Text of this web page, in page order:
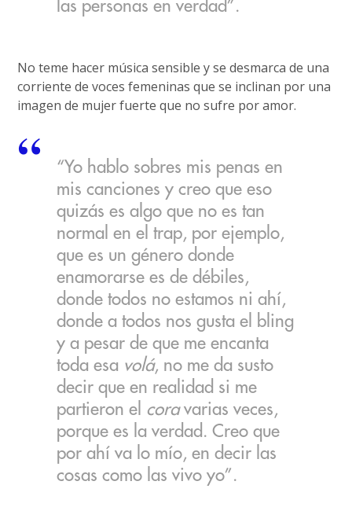
las personas en verdad”.
No teme hacer música sensible y se desmarca de una
corriente de voces femeninas que se inclinan por una
imagen de mujer fuerte que no sufre por amor.
“Yo hablo sobres mis penas en
mis canciones y creo que eso
quizás es algo que no es tan
normal en el trap, por ejemplo,
que es un género donde
enamorarse es de débiles,
donde todos no estamos ni ahí,
donde a todos nos gusta el bling
y a pesar de que me encanta
toda esa volá, no me da susto
decir que en realidad si me
partieron el coravarias veces,
porque es la verdad. Creo que
por ahí va lo mío, en decir las
cosas como las vivo yo”.